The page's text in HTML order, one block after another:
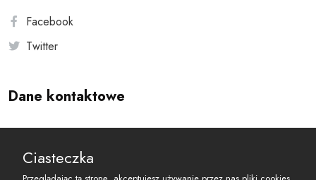
Facebook
Twitter
Dane kontaktowe
reset@resetobywatelski.pl
Ciasteczka